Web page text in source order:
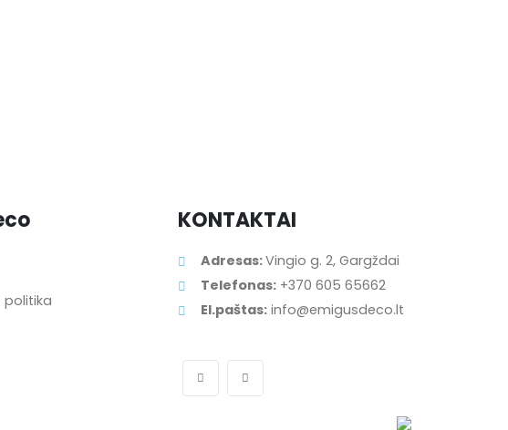
politika
KONTAKTAI
Adresas:Vingio g. 2, Gargždai
Telefonas: +370 605 65662
El.paštas: info@emigusdeco.lt